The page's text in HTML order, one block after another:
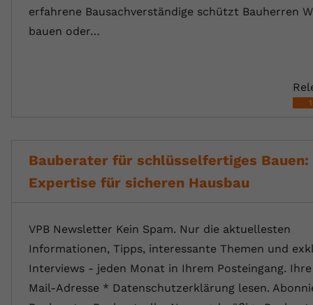
erfahrene Bausachverständige schützt Bauherren
bauen oder…
Bauberater für schlüsselfertiges Bauen:
Expertise für sicheren Hausbau
VPB Newsletter Kein Spam. Nur die aktuellesten
Informationen, Tipps, interessante Themen und
Interviews - jeden Monat in Ihrem Posteingang.
Mail-Adresse * Datenschutzerklärung lesen.